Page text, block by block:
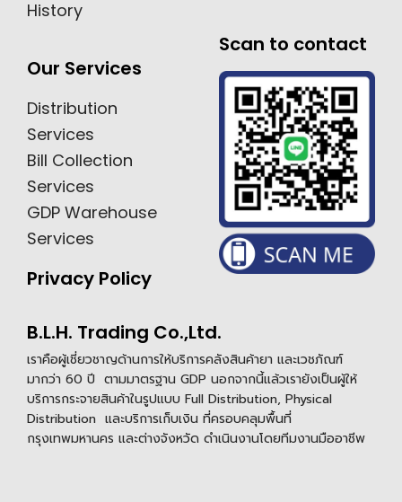
History
Our Services
Distribution
Services
Bill Collection
Services
GDP Warehouse
Services
Privacy Policy
Scan to contact
B.L.H. Trading Co.,Ltd.
เราคือผู้เชี่ยวชาญด้านการให้บริการคลังสินค้ายา และเวชภัณฑ์
มากว่า 60 ปี ตามมาตรฐาน GDP นอกจากนี้แล้วเรายังเป็นผู้ให้
บริการกระจายสินค้าในรูปแบบ Full Distribution, Physical
Distribution และบริการเก็บเงิน ที่ครอบคลุมพื้นที่
กรุงเทพมหานคร และต่างจังหวัด ดำเนินงานโดยทีมงานมืออาชีพ